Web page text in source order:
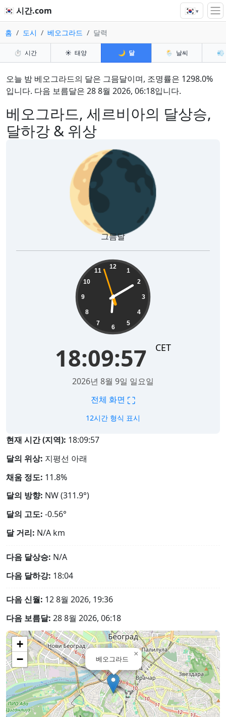
🇰🇷 시간.com 🇰🇷▾
홈 도시 베오그라드 달력
⏱️ 시간 ☀️ 태양 🌙 달 🌦️ 날씨 💨
베오그라드, 세르비아의 달상승,
달하강 & 위상
오늘 밤 베오그라드의 달은 그믐달이며, 조명률은 1298.0%
입니다. 다음 보름달은 28 8월 2026, 06:18입니다.
🌘
그믐달
12
1
2
3
4
5
6
7
8
9
10
11
18:09:58 CET
2026년 8월 9일 일요일
전체 화면 ⛶
12시간 형식 표시
현재 시간 (지역): 18:09:58
달의 위상: 지평선 아래
채움 정도: 11.8%
달의 방향: NW (311.9°)
달의 고도: -0.56°
달 거리: N/A km
다음 달상승: N/A
다음 달하강: 18:04
다음 신월: 12 8월 2026, 19:36
다음 보름달: 28 8월 2026, 06:18
베오그라드
×
+
−